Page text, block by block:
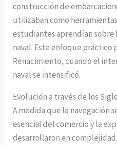
construcción de
utilizaban como
estudiantes aprendían sobre
naval. Este enfoque práctico
Renacimiento, cuando el
naval se intensificó.
Evolución a través de los
A medida que la navegación
esencial del comercio y la
desarrollaron en